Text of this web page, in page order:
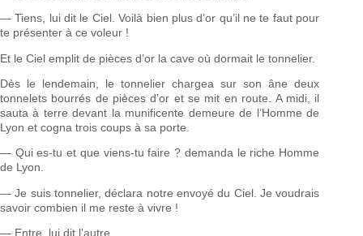
— Tiens, lui dit le Ciel. Voilà bien plus d’or qu’il ne te faut pour
te présenter à ce voleur !
Et le Ciel emplit de pièces d’or la cave où dormait le tonnelier.
Dès le lendemain, le tonnelier chargea sur son âne deux
tonnelets bourrés de pièces d’or et se mit en route. A midi, il
sauta à terre devant la munificente demeure de l’Homme de
Lyon et cogna trois coups à sa porte.
— Qui es-tu et que viens-tu faire ? demanda le riche Homme
de Lyon.
— Je suis tonnelier, déclara notre envoyé du Ciel. Je voudrais
savoir combien il me reste à vivre !
— Entre, lui dit l’autre.